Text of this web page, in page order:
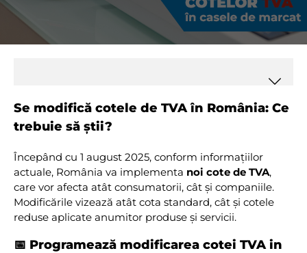
Se modifică cotele de TVA în România: Ce
trebuie să știi?
Începând cu 1 august 2025, conform informațiilor
actuale, România va implementa noi cote de TVA,
care vor afecta atât consumatorii, cât și companiile.
Modificările vizează atât cota standard, cât și cotele
reduse aplicate anumitor produse și servicii.
📅 Programează modificarea cotei TVA in